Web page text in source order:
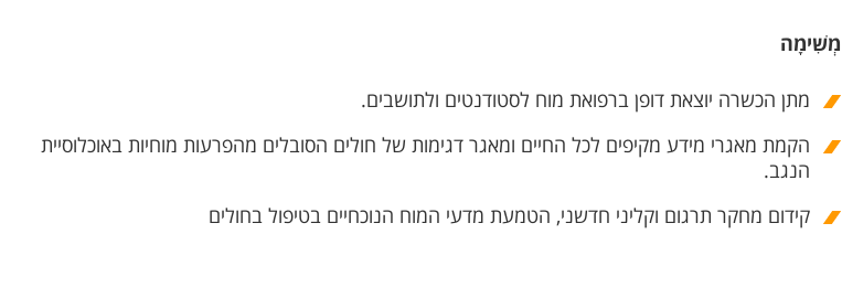
מְשִׁימָה
מתן הכשרה יוצאת דופן ברפואת מוח לסטודנטים ולתושבים.
הקמת מאגרי מידע מקיפים לכל החיים ומאגר דגימות של חולים הסובלים מהפרעות מוחיות באוכלוסיית
הנגב.
קידום מחקר תרגום וקליני חדשני, הטמעת מדעי המוח הנוכחיים בטיפול בחולים